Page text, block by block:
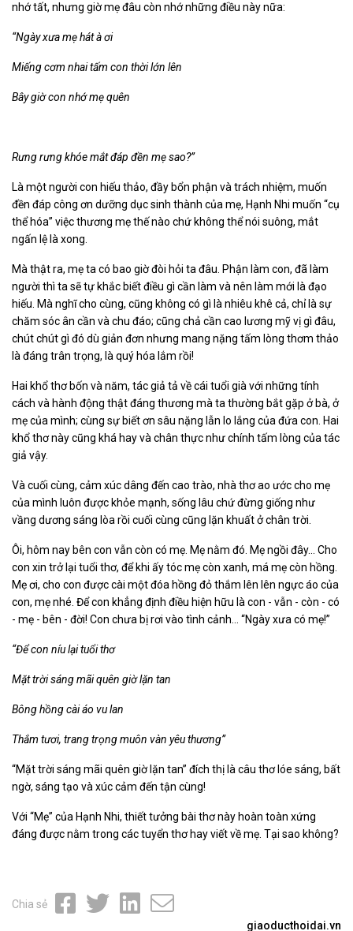
nhớ tất, nhưng giờ mẹ đâu còn nhớ những điều này nữa:
“Ngày xưa mẹ hát à ơi
Miếng cơm nhai tấm con thời lớn lên
Bây giờ con nhớ mẹ quên
Rưng rưng khóe mắt đáp đền mẹ sao?”
Là một người con hiếu thảo, đầy bổn phận và trách nhiệm, muốn
đền đáp công ơn dưỡng dục sinh thành của mẹ, Hạnh Nhi muốn “cụ
thể hóa” việc thương mẹ thế nào chứ không thể nói suông, mắt
ngấn lệ là xong.
Mà thật ra, mẹ ta có bao giờ đòi hỏi ta đâu. Phận làm con, đã làm
người thì ta sẽ tự khắc biết điều gì cần làm và nên làm mới là đạo
hiếu. Mà nghĩ cho cùng, cũng không có gì là nhiêu khê cả, chỉ là sự
chăm sóc ân cần và chu đáo; cũng chả cần cao lương mỹ vị gì đâu,
chút chút gì đó dù giản đơn nhưng mang nặng tấm lòng thơm thảo
là đáng trân trọng, là quý hóa lắm rồi!
Hai khổ thơ bốn và năm, tác giả tả về cái tuổi già với những tính
cách và hành động thật đáng thương mà ta thường bắt gặp ở bà, ở
mẹ của mình; cùng sự biết ơn sâu nặng lẫn lo lắng của đứa con. Hai
khổ thơ này cũng khá hay và chân thực như chính tấm lòng của tác
giả vậy.
Và cuối cùng, cảm xúc dâng đến cao trào, nhà thơ ao ước cho mẹ
của mình luôn được khỏe mạnh, sống lâu chứ đừng giống như
vầng dương sáng lòa rồi cuối cùng cũng lặn khuất ở chân trời.
Ôi, hôm nay bên con vẫn còn có mẹ. Mẹ nằm đó. Mẹ ngồi đây... Cho
con xin trở lại tuổi thơ, để khi ấy tóc mẹ còn xanh, má mẹ còn hồng.
Mẹ ơi, cho con được cài một đóa hồng đỏ thắm lên lên ngực áo của
con, mẹ nhé. Để con khẳng định điều hiện hữu là con - vẫn - còn - có
- mẹ - bên - đời! Con chưa bị rơi vào tình cảnh... “Ngày xưa có mẹ!”
“Để con níu lại tuổi thơ
Mặt trời sáng mãi quên giờ lặn tan
Bông hồng cài áo vu lan
Thắm tươi, trang trọng muôn vàn yêu thương”
“Mặt trời sáng mãi quên giờ lặn tan” đích thị là câu thơ lóe sáng, bất
ngờ, sáng tạo và xúc cảm đến tận cùng!
Với “Mẹ” của Hạnh Nhi, thiết tưởng bài thơ này hoàn toàn xứng
đáng được nằm trong các tuyển thơ hay viết về mẹ. Tại sao không?
Chia sẻ
giaoducthoidai.vn